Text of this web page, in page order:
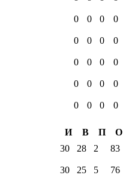
0 0 0 0
0 0 0 0
0 0 0 0
0 0 0 0
0 0 0
0
И В П
О
30 28 2 83
30 25 5 76